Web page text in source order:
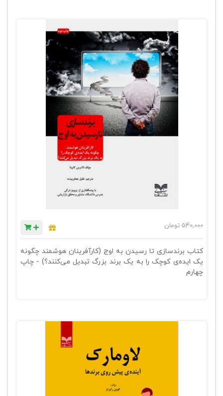
540,000 تومان
کتاب برندسازی تا رسیدن به اوج (کارآفرینان هوشمند چگونه
یک ایده‎‌ی کوچک را به یک برند بزرگ تبدیل می‌کنند؟) - چاپ
چهارم